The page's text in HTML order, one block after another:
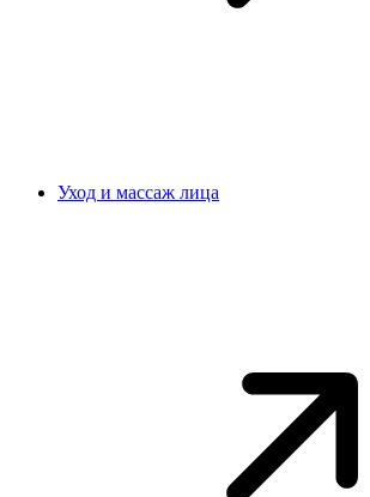
Уход и массаж лица